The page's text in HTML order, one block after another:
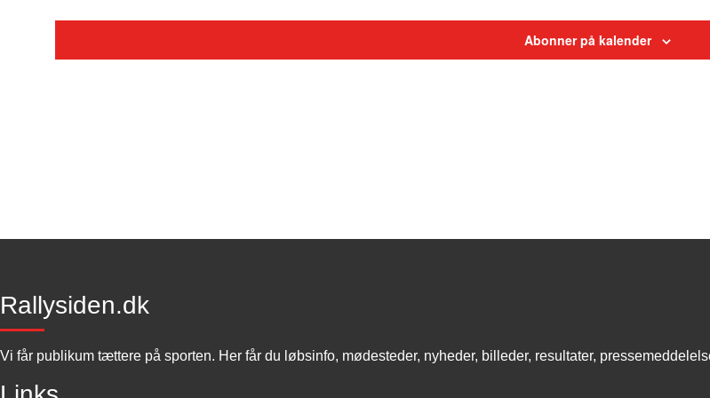
Abonner på kalender
Rallysiden.dk
Vi får publikum tættere på sporten. Her får du løbsinfo, mødesteder, nyheder, billeder, resultater,